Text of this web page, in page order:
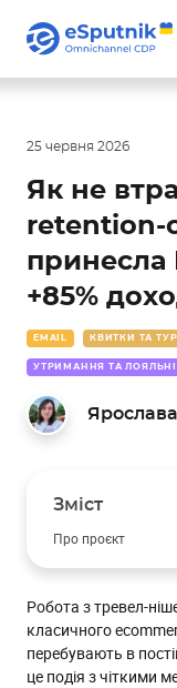
25 червня 2026
EMAIL КВИТКИ ТА
УТРИМАННЯ ТА
Як не
retention-
принесла
+85%
Зміст
Про проєкт
Вхідні дані
Рішення
Побудова
Побудова
Робота з тревел-
класичного
перебувають в
це подія з чіткими